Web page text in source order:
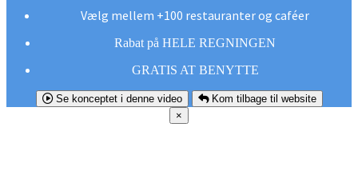
Vælg mellem +100 restauranter og caféer
Rabat på HELE REGNINGEN
GRATIS AT BENYTTE
Se konceptet i denne video
Kom tilbage til website
×